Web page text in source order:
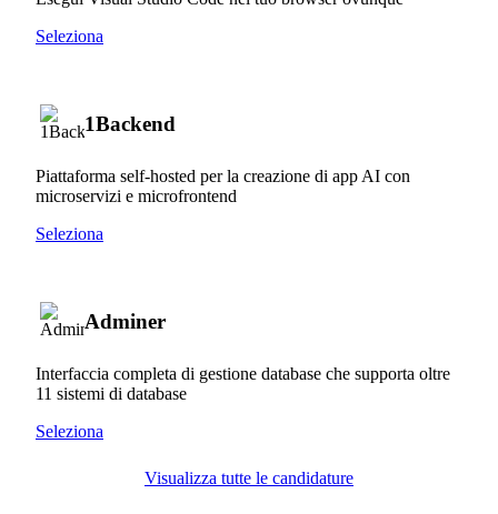
Seleziona
1Backend
Piattaforma self-hosted per la creazione di app AI con
microservizi e microfrontend
Seleziona
Adminer
Interfaccia completa di gestione database che supporta oltre
11 sistemi di database
Seleziona
Visualizza tutte le candidature